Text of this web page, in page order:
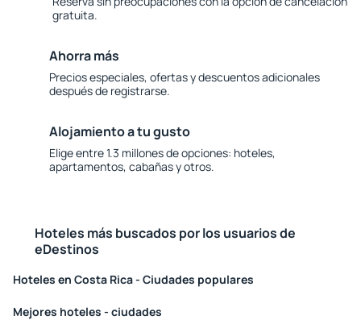
gratuita.
Ahorra más
Precios especiales, ofertas y descuentos adicionales
después de registrarse.
Alojamiento a tu gusto
Elige entre 1.3 millones de opciones: hoteles,
apartamentos, cabañas y otros.
Hoteles más buscados por los usuarios de
eDestinos
Hoteles en Costa Rica - Ciudades populares
Mejores hoteles - ciudades